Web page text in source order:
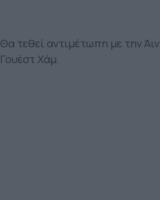
Θα τεθεί αντιμέτωπη με την
Γουέστ Χάμ.